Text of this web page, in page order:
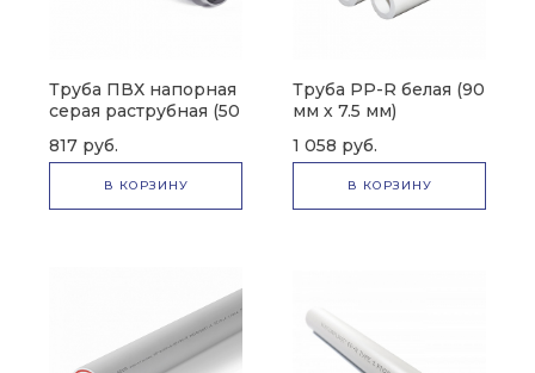
Труба ПВХ напорная
серая раструбная (50
817 руб.
В КОРЗИНУ
Труба PP-R белая (90
мм х 7.5 мм)
1 058 руб.
В КОРЗИНУ